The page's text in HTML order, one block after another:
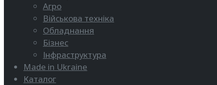
Агро
Військова техніка
Обладнання
Бізнес
Інфраструктура
Made in Ukraine
Каталог